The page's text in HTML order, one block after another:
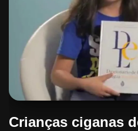
Crianças ciganas